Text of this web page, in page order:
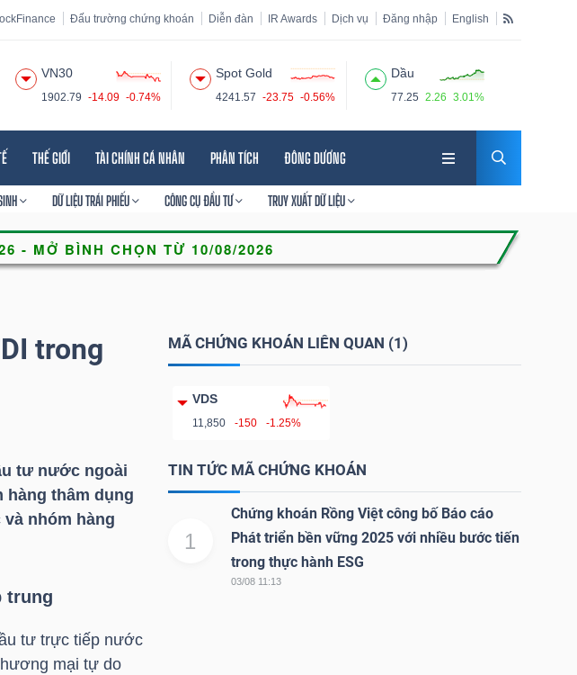
Đấu trường chứng khoán Diễn đàn IR Awards Dịch vụ Đăng nhập English
VN30
1902.79 -14.09 -0.74%
Spot Gold
4241.57 -23.75 -0.56%
Dầu
77.25 2.26 3.01%
THẾ GIỚI TÀI CHÍNH CÁ NHÂN PHÂN TÍCH ĐÔNG DƯƠNG
DỮ LIỆU TRÁI PHIẾU CÔNG CỤ ĐẦU TƯ TRUY XUẤT DỮ LIỆU
trong
tư nước ngoài
hàng thâm dụng
nhóm hàng
trung
tư trực tiếp nước
mại tự do
MÃ CHỨNG KHOÁN LIÊN QUAN (1)
VDS
11,850 -150 -1.25%
TIN TỨC MÃ CHỨNG KHOÁN
1
Chứng khoán Rồng Việt công bố Báo cáo
Phát triển bền vững 2025 với nhiều bước tiến
trong thực hành ESG
03/08 11:13